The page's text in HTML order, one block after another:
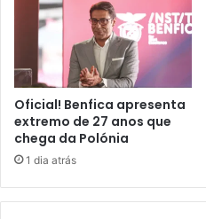
Oficial! Benfica apresenta
extremo de 27 anos que
chega da Polónia
1 dia atrás